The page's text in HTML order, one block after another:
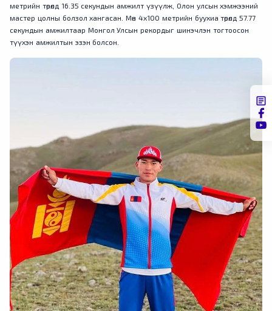
метрийн төрөлд 16.35 секундын амжилт үзүүлж, Олон улсын хэмжээний
мастер цолны болзол хангасан. Мөн 4х100 метрийн буухиа төрөлд 57.77
секундын амжилтаар Монгол Улсын рекордыг шинэчлэн тогтоосон
түүхэн амжилтын эзэн болсон.